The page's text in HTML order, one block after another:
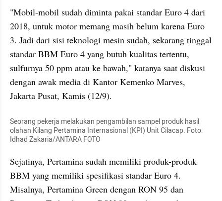
"Mobil-mobil sudah diminta pakai standar Euro 4 dari
2018, untuk motor memang masih belum karena Euro
3. Jadi dari sisi teknologi mesin sudah, sekarang tinggal
standar BBM Euro 4 yang butuh kualitas tertentu,
sulfurnya 50 ppm atau ke bawah," katanya saat diskusi
dengan awak media di Kantor Kemenko Marves,
Jakarta Pusat, Kamis (12/9).
Seorang pekerja melakukan pengambilan sampel produk hasil
olahan Kilang Pertamina Internasional (KPI) Unit Cilacap. Foto:
Idhad Zakaria/ANTARA FOTO
Sejatinya, Pertamina sudah memiliki produk-produk
BBM yang memiliki spesifikasi standar Euro 4.
Misalnya, Pertamina Green dengan RON 95 dan